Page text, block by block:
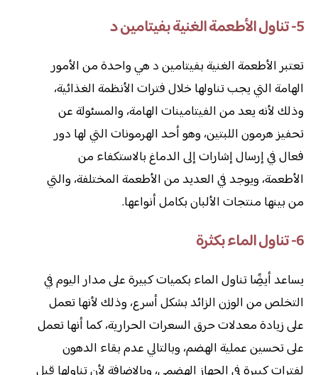
5- تناول الأطعمة الغنية بفيتامين د
تعتبر الأطعمة الغنية بفيتامين د هي واحدة من الأمور
الهامة التي يجب تناولها خلال فترات الأنظمة الغذائية،
وذلك لأنه يعد من الفيتامينات الهامة، والمسئولة عن
تحفيز هرمون اللبتين، وهو أحد الهرمونات التي لها دور
فعال في إرسال إشارات إلى الدماغ بالاستكفاء من
الأطعمة، ويوجد في العديد من الأطعمة المختلفة، والتي
من بينها منتجات الألبان بكامل أنواعها.
6- تناول الماء بكثرة
يساعد أيضًِا تناول الماء بكميات كبيرة على مدار اليوم في
التخلص من الوزن الزائد بشكل أسرع، وذلك لأنها تعمل
على زيادة معدلات حرق السعرات الحرارية، كما أنها تعمل
على تحسين عملية الهضم، وبالتالي عدم بقاء الدهون